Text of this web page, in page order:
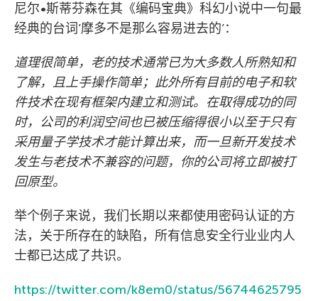
尼尔•斯蒂芬森在其《编码宝典》科幻小说中一句最
经典的台词’摩多不是那么容易进去的’：
道理很简单，老的技术通常已为大多数人所熟知和
了解，且上手操作简单；此外所有目前的电子和软
件技术在现有框架内建立和测试。在取得成功的同
时，公司的利润空间也已被压缩得很小以至于只有
采用量子学技术才能计算出来，而一旦新开发技术
发生与老技术不兼容的问题，你的公司将立即被打
回原型。
举个例子来说，我们长期以来都使用密码认证的方
法，关于所存在的缺陷，所有信息安全行业业内人
士都已达成了共识。
https://twitter.com/k8em0/status/56744625795